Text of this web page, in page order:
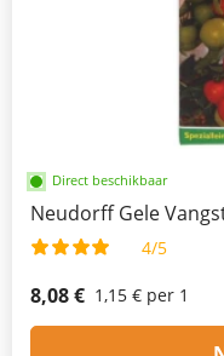
Direct beschikbaar
Neudorff Gele
4/5
8,08 € 1,15 € per 1